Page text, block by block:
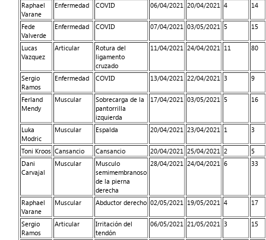
Raphael
Varane
Enfermedad COVID 06/04/2021 20/04/2021 4 14
Fede
Valverde
Enfermedad COVID 07/04/2021 03/05/2021 5 15
Lucas
Vazquez
Articular
Rotura del
ligamento
cruzado
11/04/2021 24/04/2021 11 80
Sergio
Ramos
Enfermedad COVID 13/04/2021 22/04/2021 3 9
Ferland
Mendy
Muscular
Sobrecarga de la
pantorrilla
izquierda
17/04/2021 03/05/2021 5 16
Luka
Modric
Muscular Espalda 20/04/2021 23/04/2021 1 3
Toni Kroos Cansancio Cansancio 20/04/2021 25/04/2021 2
5
Dani
Carvajal
Muscular
Musculo
semimembranoso
de la pierna
derecha
28/04/2021 24/04/2021 6 33
Raphael
Varane
Muscular Abductor derecho 02/05/2021 19/05/2021 4 17
Sergio
Ramos
Articular
Irritación del
tendón
06/05/2021 21/05/2021 3 15